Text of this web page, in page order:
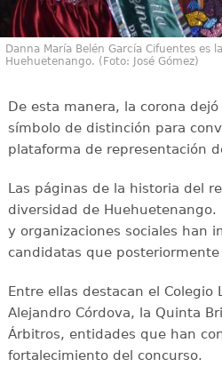
Danna María Belén García Cifuentes es
Huehuetenango. (Foto: José Gómez)
De esta manera, la corona
símbolo de distinción para
plataforma de representación
Las páginas de la historia del
diversidad de
y organizaciones sociales han
candidatas que
Entre ellas destacan el Colegio
Alejandro Córdova, la Quinta
Árbitros, entidades que han
fortalecimiento del concurso.